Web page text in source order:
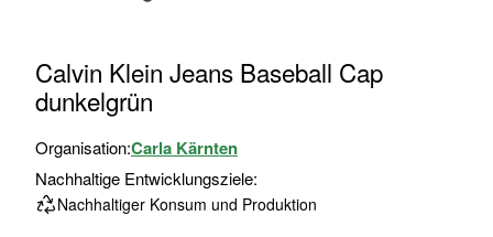
Anfang
der
springen
Calvin Klein Jeans Baseball Cap
dunkelgrün
Organisation:Carla Kärnten
Nachhaltige Entwicklungsziele:
Nachhaltiger Konsum und Produktion